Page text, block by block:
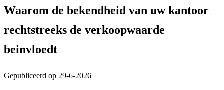
Waarom de bekendheid van uw kantoor
rechtstreeks de verkoopwaarde
beinvloedt
Gepubliceerd op 29-6-2026